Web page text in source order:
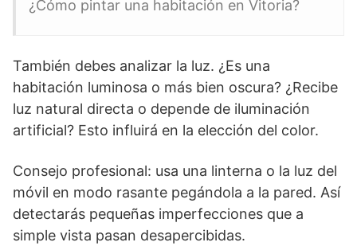
¿Cómo pintar una habitación en Vitoria?
También debes analizar la luz. ¿Es una
habitación luminosa o más bien oscura? ¿Recibe
luz natural directa o depende de iluminación
artificial? Esto influirá en la elección del color.
Consejo profesional: usa una linterna o la luz del
móvil en modo rasante pegándola a la pared. Así
detectarás pequeñas imperfecciones que a
simple vista pasan desapercibidas.